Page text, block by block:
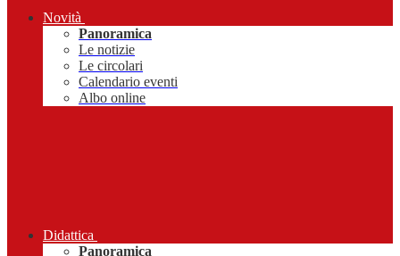
Novità
Panoramica
Le notizie
Le circolari
Calendario eventi
Albo online
Didattica
Panoramica